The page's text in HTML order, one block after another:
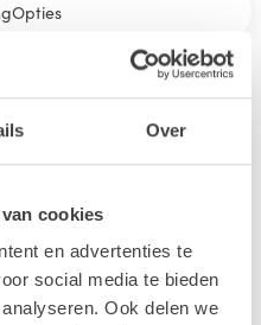
Over
cookies
en advertenties te
social media te bieden
Ook delen we
Opties